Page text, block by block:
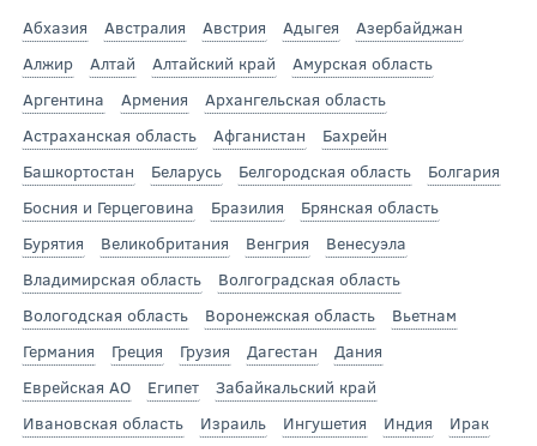
Абхазия Австралия Австрия Адыгея
Азербайджан
Алжир
Алтай Алтайский край
Амурская область
Аргентина
Армения
Архангельская область
Астраханская область
Афганистан
Бахрейн
Башкортостан
Беларусь Белгородская область
Болгария
Босния и Герцеговина
Бразилия
Брянская область
Бурятия
Великобритания Венгрия
Венесуэла
Владимирская область
Волгоградская область
Вологодская область
Воронежская область
Вьетнам
Германия
Греция Грузия Дагестан
Дания
Еврейская АО
Египет
Забайкальский край
Ивановская область
Израиль Ингушетия Индия
Ирак